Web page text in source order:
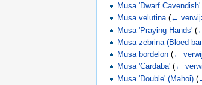
Musa 'Dwarf Cavendish'
Musa velutina (←
Musa 'Praying Hands' (
Musa zebrina (Bloed
Musa bordelon (←
Musa 'Cardaba' (←
Musa 'Double' (Mahoi) (